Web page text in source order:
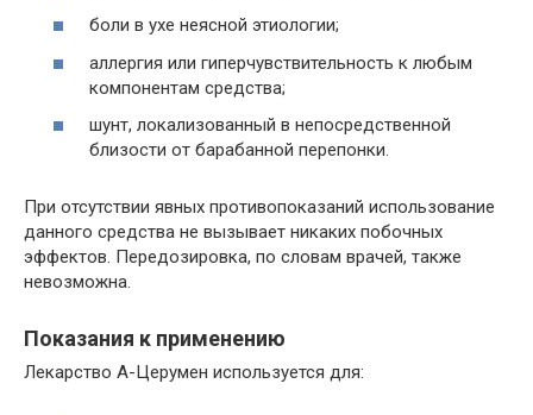
боли в ухе неясной этиологии;
аллергия или гиперчувствительность к любым
компонентам средства;
шунт, локализованный в непосредственной
близости от барабанной перепонки.
При отсутствии явных противопоказаний использование
данного средства не вызывает никаких побочных
эффектов. Передозировка, по словам врачей, также
невозможна.
Показания к применению
Лекарство А-Церумен используется для: